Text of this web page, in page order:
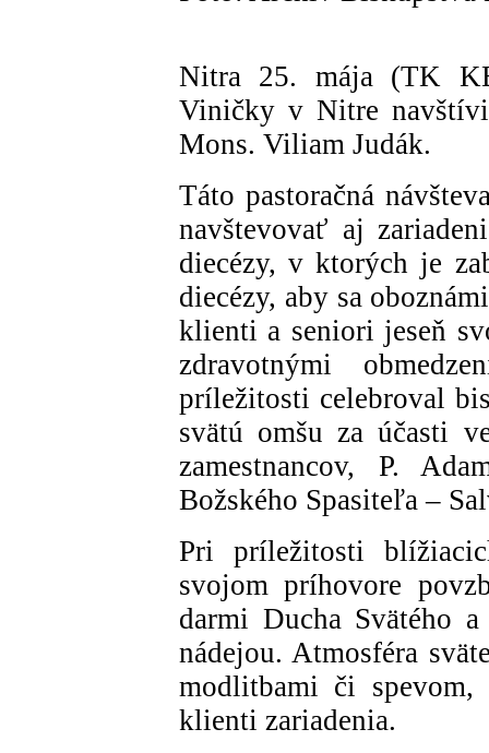
Nitra 25. mája (TK
Viničky v Nitre
Mons. Viliam Judák.
Táto pastoračná
navštevovať aj
diecézy, v ktorých je
diecézy, aby sa
klienti a seniori jeseň
zdravotnými
príležitosti celebroval
svätú omšu za účasti
zamestnancov, P.
Božského Spasiteľa –
Pri príležitosti
svojom príhovore
darmi Ducha Svätého
nádejou. Atmosféra
modlitbami či
klienti zariadenia.